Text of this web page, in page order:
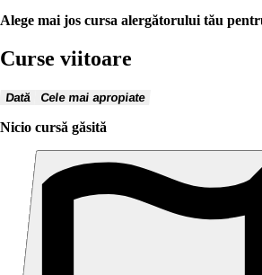
Alege mai jos cursa alergătorului tău
Curse viitoare
Dată Cele mai apropiate
Nicio cursă găsită